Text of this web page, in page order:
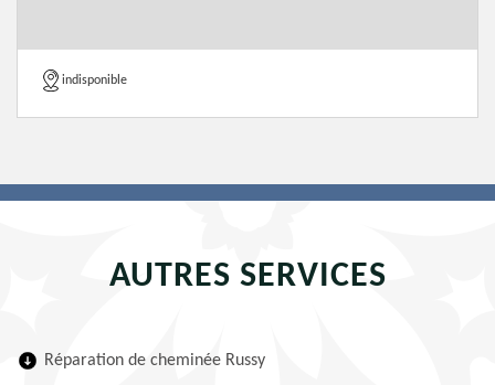
indisponible
AUTRES SERVICES
Réparation de cheminée Russy